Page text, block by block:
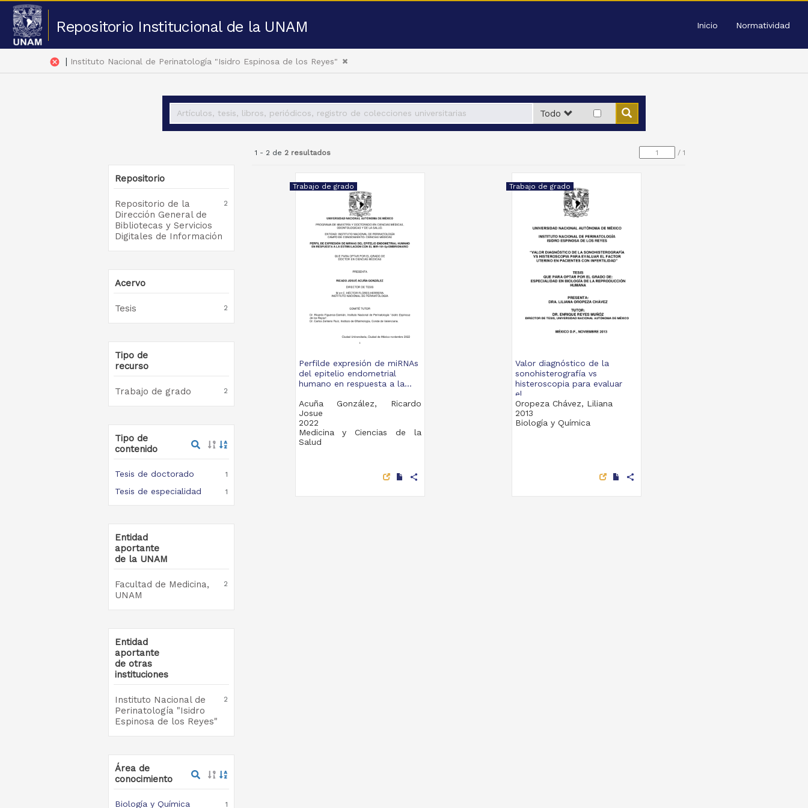
Repositorio Institucional de la UNAM Inicio Normatividad
Todo
cancel | Instituto Nacional de Perinatología "Isidro Espinosa de los Reyes"
Repositorio
Repositorio de la
Dirección General de
Bibliotecas y Servicios
Digitales de Información
2
Acervo
Tesis 2
Tipo de
recurso
Trabajo de grado 2
Tipo de
contenido
Tesis de doctorado 1
Tesis de especialidad 1
Entidad
aportante
de la UNAM
Facultad de Medicina,
UNAM
2
Entidad
aportante
de otras
instituciones
Instituto Nacional de
Perinatología "Isidro
Espinosa de los Reyes"
2
Área de
conocimiento
Biología y Química 1
1 - 2 de 2 resultados / 1
Trabajo de grado
Perfilde expresión de miRNAs
del epitelio endometrial
humano en respuesta a la...
Acuña González, Ricardo
Josue
2022
Medicina y Ciencias de la
Salud
share
Trabajo de grado
Valor diagnóstico de la
sonohisterografía vs
histeroscopia para evaluar
el...
Oropeza Chávez, Liliana
2013
Biología y Química
share